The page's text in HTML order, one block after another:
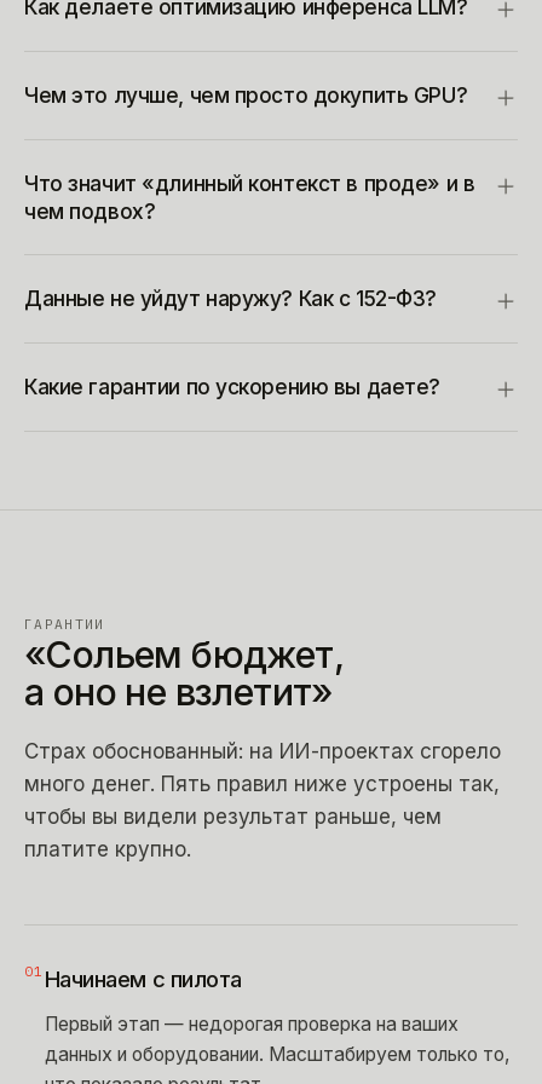
Как делаете оптимизацию инференса LLM?
Чем это лучше, чем просто докупить GPU?
Что значит «длинный контекст в проде» и в
чем подвох?
Данные не уйдут наружу? Как с 152-ФЗ?
Какие гарантии по ускорению вы даете?
ГАРАНТИИ
«Сольем бюджет,
а оно не взлетит»
Страх обоснованный: на ИИ-проектах сгорело
много денег. Пять правил ниже устроены так,
чтобы вы видели результат раньше, чем
платите крупно.
01 Начинаем с пилота
Первый этап — недорогая проверка на ваших
данных и оборудовании. Масштабируем только то,